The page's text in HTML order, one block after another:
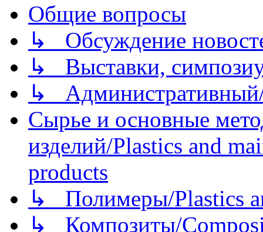
Общие вопросы
↳ Обсуждение
↳ Выставки,
↳
Сырье и основные
изделий/Plastics and
products
↳ Полимеры/Plastics
↳ Композиты/